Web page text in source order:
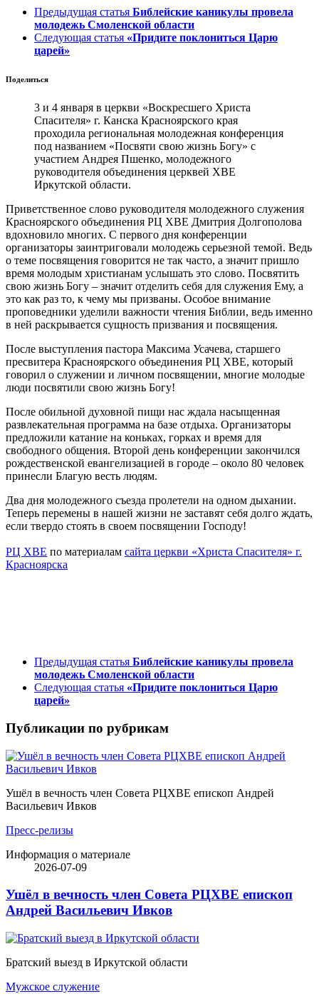
Предыдущая статья Библейские каникулы провела
молодежь Смоленской области
Следующая статья «Придите поклониться Царю
царей»
Поделиться
3 и 4 января в церкви «Воскресшего Христа
Спасителя» г. Канска Красноярского края
проходила региональная молодежная конференция
под названием «Посвяти свою жизнь Богу» с
участием Андрея Пшенко, молодежного
руководителя объединения церквей ХВЕ
Иркутской области.
Приветственное слово руководителя молодежного служения
Красноярского объединения РЦ ХВЕ Дмитрия Долгополова
вдохновило многих. С первого дня конференции
организаторы заинтриговали молодежь серьезной темой. Ведь
о теме посвящения говорится не так часто, а значит пришло
время молодым христианам услышать это слово. Посвятить
свою жизнь Богу – значит отделить себя для служения Ему, а
это как раз то, к чему мы призваны. Особое внимание
проповедники уделили важности чтения Библии, ведь именно
в ней раскрывается сущность призвания и посвящения.
После выступления пастора Максима Усачева, старшего
пресвитера Красноярского объединения РЦ ХВЕ, который
говорил о служении и личном посвящении, многие молодые
люди посвятили свою жизнь Богу!
После обильной духовной пищи нас ждала насыщенная
развлекательная программа на базе отдыха. Организаторы
предложили катание на коньках, горках и время для
свободного общения. Второй день конференции закончился
рождественской евангелизацией в городе – около 80 человек
принесли Благую весть людям.
Два дня молодежного съезда пролетели на одном дыхании.
Теперь перемены в нашей жизни не заставят себя долго ждать,
если твердо стоять в своем посвящении Господу!
РЦ ХВЕ по материалам сайта церкви «Христа Спасителя» г.
Красноярска
Предыдущая статья Библейские каникулы провела
молодежь Смоленской области
Следующая статья «Придите поклониться Царю
царей»
Публикации по рубрикам
Ушёл в вечность член Совета РЦХВЕ епископ Андрей
Васильевич Ивков
Пресс-релизы
Информация о материале
2026-07-09
Ушёл в вечность член Совета РЦХВЕ епископ
Андрей Васильевич Ивков
Братский выезд в Иркутской области
Мужское служение